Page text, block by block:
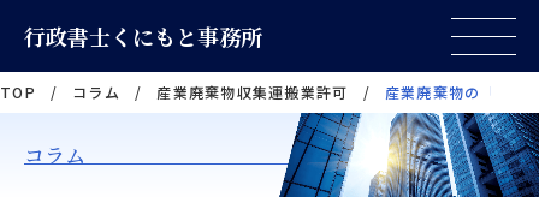
行政書士くにもと事務所
TOP / コラム / 産業廃棄物収集運搬業許可 / 産業廃棄物の「廃油
コラム